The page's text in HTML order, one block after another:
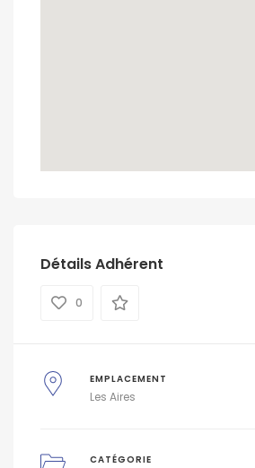
Détails Adhérent
0
EMPLACEMENT
Les Aires
CATÉGORIE